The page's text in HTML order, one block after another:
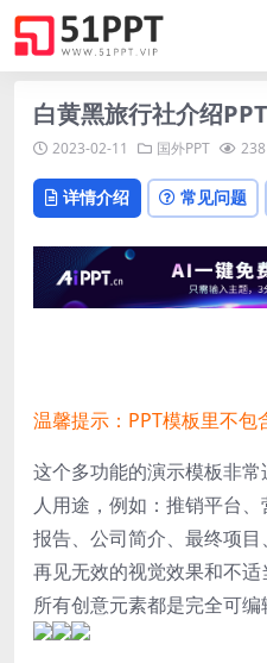
白黄黑旅行社介绍
2023-02-11 国外PPT 238
详情介绍 常见问题
温馨提示：PPT模板里不包
这个多功能的演示模板非
人用途，例如：推销平台
报告、公司简介、最终项目
再见无效的视觉效果和不
所有创意元素都是完全可编